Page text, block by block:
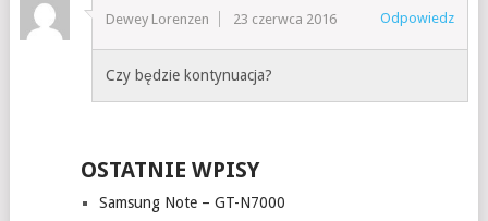
Dewey Lorenzen 23 czerwca 2016 Odpowiedz
Czy będzie kontynuacja?
OSTATNIE WPISY
Samsung Note – GT-N7000